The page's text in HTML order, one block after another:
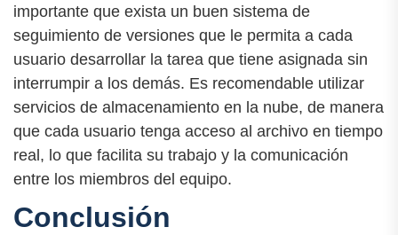
importante que exista un buen sistema de
seguimiento de versiones que le permita a cada
usuario desarrollar la tarea que tiene asignada sin
interrumpir a los demás. Es recomendable utilizar
servicios de almacenamiento en la nube, de manera
que cada usuario tenga acceso al archivo en tiempo
real, lo que facilita su trabajo y la comunicación
entre los miembros del equipo.
Conclusión